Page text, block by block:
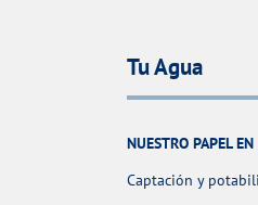
Tu Agua
NUESTRO PAPEL
Captación y